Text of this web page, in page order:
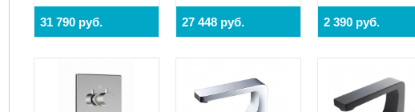
31 790 руб. 27 448 руб. 2 390 руб.